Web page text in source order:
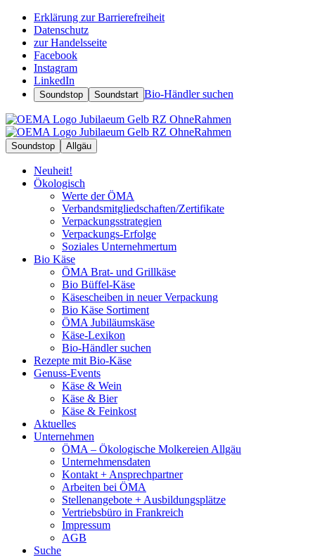
Erklärung zur Barrierefreiheit
Datenschutz
zur Handelsseite
Facebook
Instagram
LinkedIn
Soundstop Soundstart Bio-Händler suchen
Soundstop Allgäu
Neuheit!
Ökologisch
Werte der ÖMA
Verbandsmitgliedschaften/Zertifikate
Verpackungsstrategien
Verpackungs-Erfolge
Soziales Unternehmertum
Bio Käse
ÖMA Brat- und Grillkäse
Bio Büffel-Käse
Käsescheiben in neuer Verpackung
Bio Käse Sortiment
ÖMA Jubiläumskäse
Käse-Lexikon
Bio-Händler suchen
Rezepte mit Bio-Käse
Genuss-Events
Käse & Wein
Käse & Bier
Käse & Feinkost
Aktuelles
Unternehmen
ÖMA – Ökologische Molkereien Allgäu
Unternehmensdaten
Kontakt + Ansprechpartner
Arbeiten bei ÖMA
Stellenangebote + Ausbildungsplätze
Vertriebsbüro in Frankreich
Impressum
AGB
Suche